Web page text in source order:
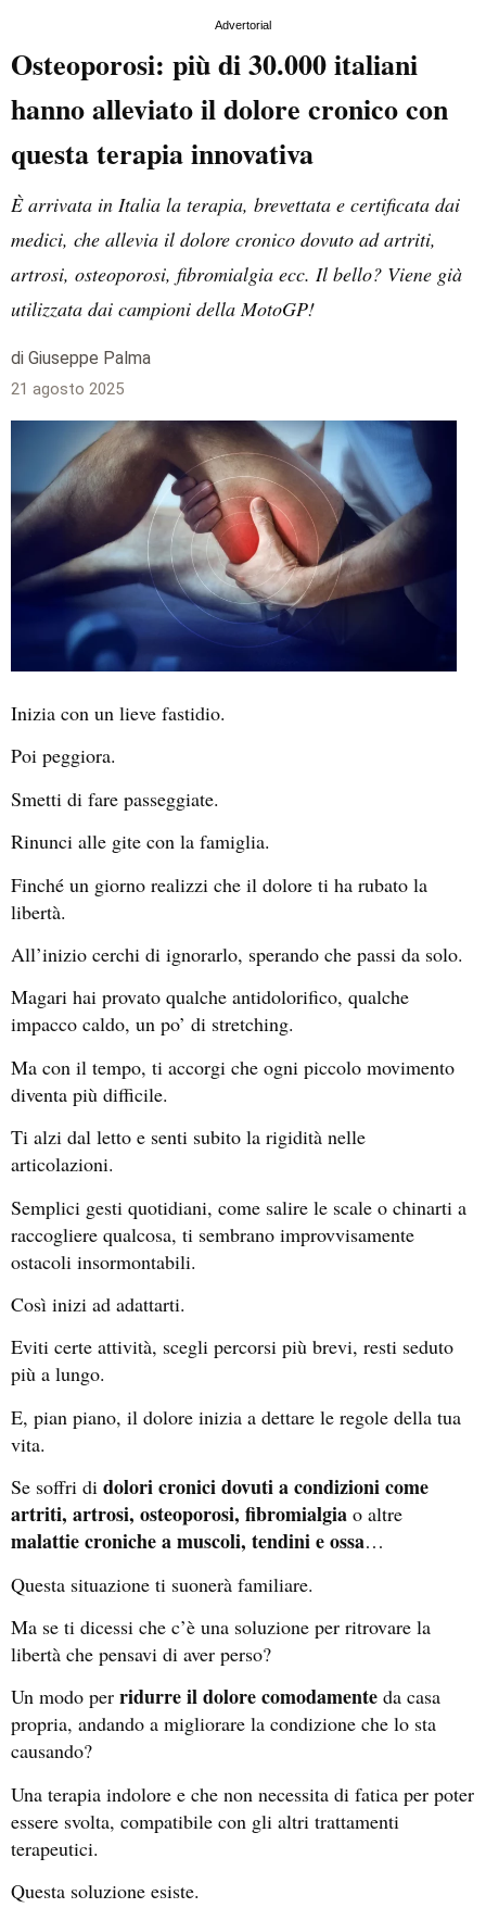
Advertorial
Osteoporosi: più di 30.000 italiani
hanno alleviato il dolore cronico con
questa terapia innovativa
È arrivata in Italia la terapia, brevettata e certificata dai
medici, che allevia il dolore cronico dovuto ad artriti,
artrosi, osteoporosi, fibromialgia ecc. Il bello? Viene già
utilizzata dai campioni della MotoGP!
di Giuseppe Palma
21 agosto 2025
Inizia con un lieve fastidio.
Poi peggiora.
Smetti di fare passeggiate.
Rinunci alle gite con la famiglia.
Finché un giorno realizzi che il dolore ti ha rubato la
libertà.
All’inizio cerchi di ignorarlo, sperando che passi da solo.
Magari hai provato qualche antidolorifico, qualche
impacco caldo, un po’ di stretching.
Ma con il tempo, ti accorgi che ogni piccolo movimento
diventa più difficile.
Ti alzi dal letto e senti subito la rigidità nelle
articolazioni.
Semplici gesti quotidiani, come salire le scale o chinarti a
raccogliere qualcosa, ti sembrano improvvisamente
ostacoli insormontabili.
Così inizi ad adattarti.
Eviti certe attività, scegli percorsi più brevi, resti seduto
più a lungo.
E, pian piano, il dolore inizia a dettare le regole della tua
vita.
Se soffri di dolori cronici dovuti a condizioni come
artriti, artrosi, osteoporosi, fibromialgia o altre
malattie croniche a muscoli, tendini e ossa…
Questa situazione ti suonerà familiare.
Ma se ti dicessi che c’è una soluzione per ritrovare la
libertà che pensavi di aver perso?
Un modo per ridurre il dolore comodamente da casa
propria, andando a migliorare la condizione che lo sta
causando?
Una terapia indolore e che non necessita di fatica per poter
essere svolta, compatibile con gli altri trattamenti
terapeutici.
Questa soluzione esiste.